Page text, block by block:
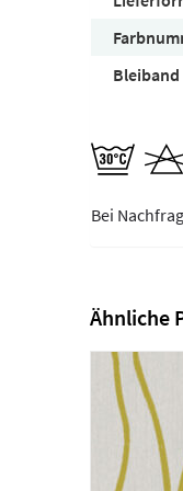
Bleiband
Bei
Ähnliche